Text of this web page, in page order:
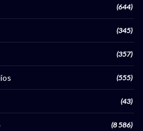
(644)
(345)
(357)
(555)
(43)
(8 586)